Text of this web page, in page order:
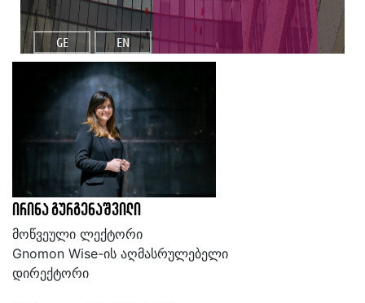
GE EN
ირინა გურგენაშვილი
მოწვეული ლექტორი
Gnomon Wise-ის აღმასრულებელი
დირექტორი